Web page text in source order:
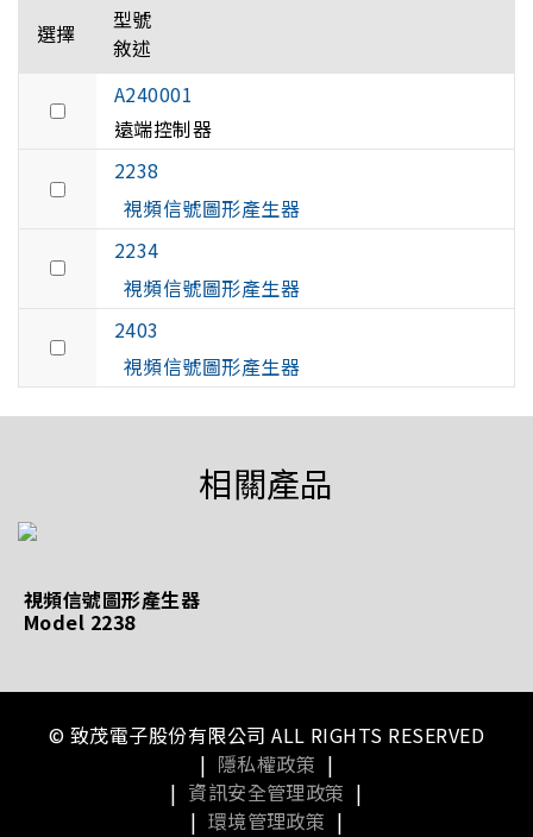
選擇
型號
敘述
A240001
遠端控制器
2238
視頻信號圖形產生器
2234
視頻信號圖形產生器
2403
視頻信號圖形產生器
相關產品
視頻信號圖形產生器
Model 2238
© 致茂電子股份有限公司 ALL RIGHTS RESERVED
| 隱私權政策 |
| 資訊安全管理政策 |
| 環境管理政策 |